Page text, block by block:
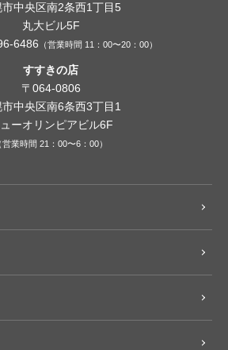
市中央区南2条西1丁目5
丸大ビル5F
6486 （営業時間 11：00〜20：00）
すすきの店
〒064-0806
中央区南6条西3丁目1
ーオリンピアビル6F
営業時間 21：00〜6：00）